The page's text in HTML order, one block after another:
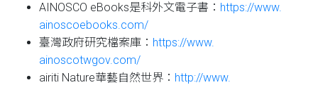
AINOSCO eBooks是科外文電子書： https://www.
ainoscoebooks.com/
臺灣政府研究檔案庫： https://www.
ainoscotwgov.com/
airiti Nature華藝自然世界： http://www.